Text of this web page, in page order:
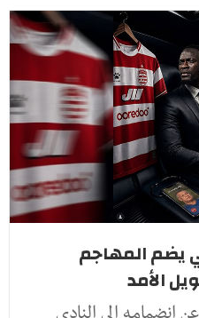
يضم المهاجم
الأمد